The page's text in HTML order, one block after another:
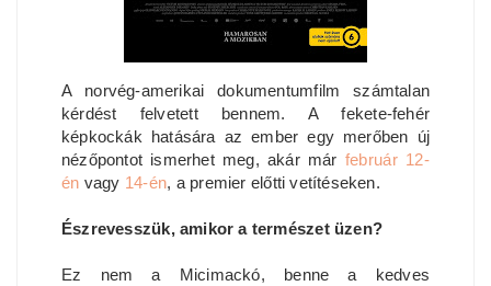
A norvég-amerikai dokumentumfilm számtalan
kérdést felvetett bennem. A fekete-fehér
képkockák hatására az ember egy merőben új
nézőpontot ismerhet meg, akár már február 12-
én vagy 14-én, a premier előtti vetítéseken.
Észrevesszük, amikor a természet üzen?
Ez nem a Micimackó, benne a kedves